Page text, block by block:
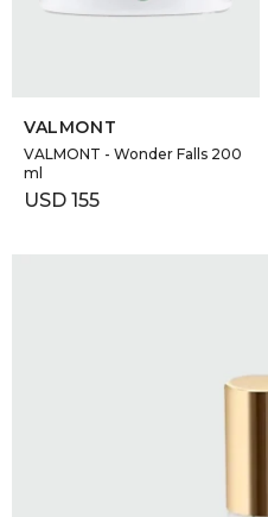
VALMONT
VALMONT - Wonder Falls 200
ml
USD 155